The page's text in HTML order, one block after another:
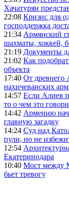
Хачатурян
22:08 Кризис для
господдержка
21:34 Армянский
шахматы, хоккей,
21:19 Документы
21:02 Как
объекта
17:40 От древнего
нахичеванских
14:57 Если Алиев
то о чем это
14:42 Армению
главную загадку
14:24 Суд над
пули, но не
12:54
Екатеринодара
10:40 Мост между
бьет тревогу